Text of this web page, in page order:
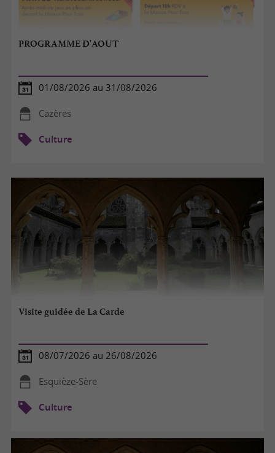
PROGRAMME D'AOUT
01/08/2026 au 31/08/2026
Cazères
Culture
Visite guidée de La Carde
08/07/2026 au 26/08/2026
Esquièze-Sère
Culture